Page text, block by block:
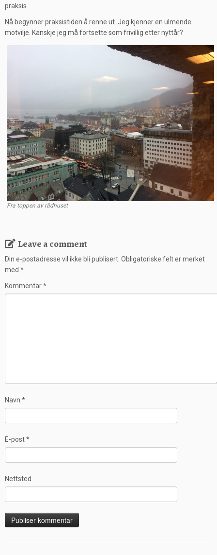
praksis.
Nå begynner praksistiden å renne ut. Jeg kjenner en ulmende
motvilje. Kanskje jeg må fortsette som frivillig etter nyttår?
Fra toppen av rådhuset
Leave a comment
Din e-postadresse vil ikke bli publisert. Obligatoriske felt er merket
med *
Kommentar*
Navn *
E-post*
Nettsted